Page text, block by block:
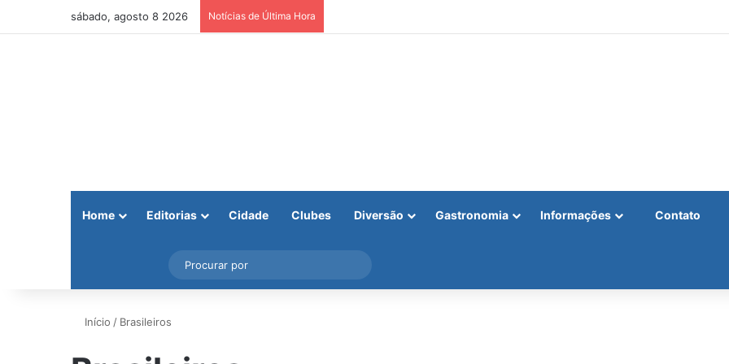
sábado, agosto 8 2026 Notícias de Última Hora
Home Editorias Cidade Clubes Diversão Gastronomia Informações Contato
Instagram
Barra Lateral
por
Início / Brasileiros